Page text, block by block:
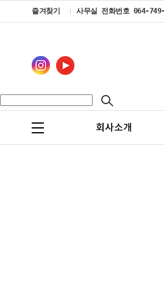
즐겨찾기 사무실 전화번호 064-
회사소개